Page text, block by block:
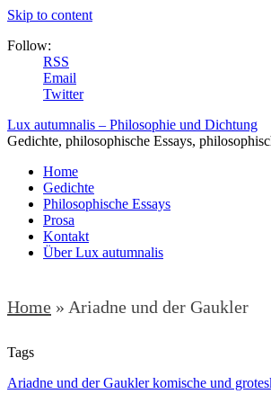
Skip to content
Follow:
RSS
Email
Twitter
Lux autumnalis – Philosophie und Dichtung
Gedichte, philosophische Essays,
Home
Gedichte
Philosophische Essays
Prosa
Kontakt
Über Lux autumnalis
Home » Ariadne und der Gaukler
Tags
Ariadne und der Gaukler komische und